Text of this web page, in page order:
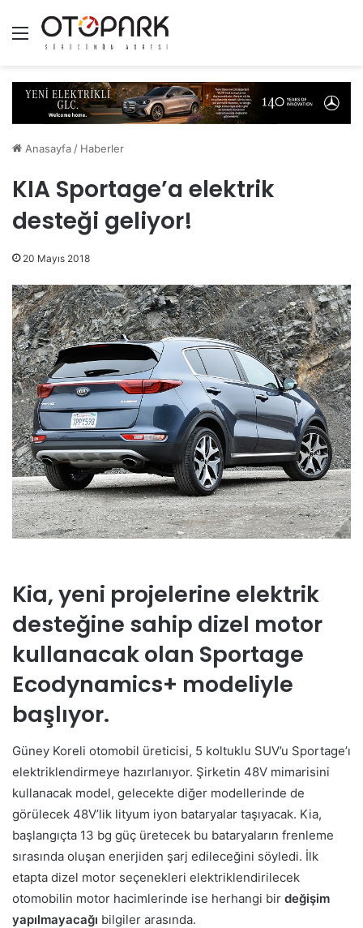
Menü
Anasayfa / Haberler
KIA Sportage’a elektrik
desteği geliyor!
20 Mayıs 2018
Kia, yeni projelerine elektrik
desteğine sahip dizel motor
kullanacak olan Sportage
Ecodynamics+ modeliyle
başlıyor.
Güney Koreli otomobil üreticisi, 5 koltuklu SUV’u Sportage’ı
elektriklendirmeye hazırlanıyor. Şirketin 48V mimarisini
kullanacak model, gelecekte diğer modellerinde de
görülecek 48V’lik lityum iyon bataryalar taşıyacak. Kia,
başlangıçta 13 bg güç üretecek bu bataryaların frenleme
sırasında oluşan enerjiden şarj edileceğini söyledi. İlk
etapta dizel motor seçenekleri elektriklendirilecek
otomobilin motor hacimlerinde ise herhangi bir değişim
yapılmayacağı bilgiler arasında.